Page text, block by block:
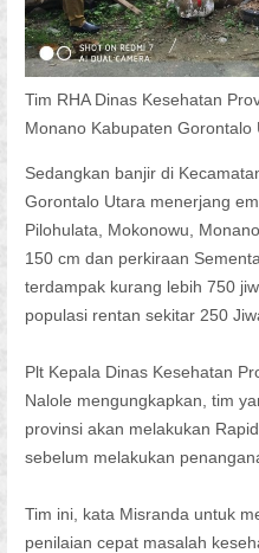
Tim RHA Dinas Kesehatan
Monano Kabupaten Gorontalo
Sedangkan banjir di
Gorontalo Utara menerjang
Pilohulata, Mokonowu,
150 cm dan perkiraan
terdampak kurang lebih 750
populasi rentan sekitar 250
Plt Kepala Dinas Kesehatan
Nalole mengungkapkan, tim
provinsi akan melakukan
sebelum melakukan
Tim ini, kata Misranda untuk
penilaian cepat masalah